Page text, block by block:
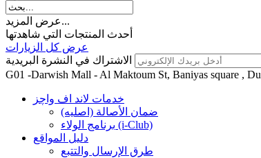
عرض المزيد...
أحدث المنتجات التي شاهدتها
عرض كل الزيارات
الاشتراك في النشرة البريدية
G01 -Darwish Mall - Al Maktoum St, Baniyas square ,
خدمات لاند اف واچز
ضمان الأصالة (اصلیه)
برنامج الولاء (i-Club)
دليل المواقع
طرق الإرسال والتتبع